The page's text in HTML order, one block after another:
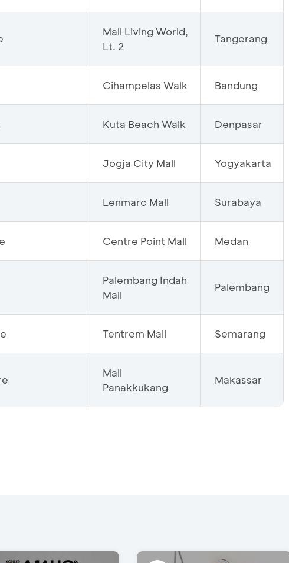
Mall Living World,
Lt. 2
Tangerang
Cihampelas Walk Bandung
Kuta Beach Walk Denpasar
Jogja City Mall Yogyakarta
Lenmarc Mall Surabaya
Centre Point Mall Medan
Palembang Indah
Mall
Palembang
Tentrem Mall Semarang
Mall
Panakkukang
Makassar